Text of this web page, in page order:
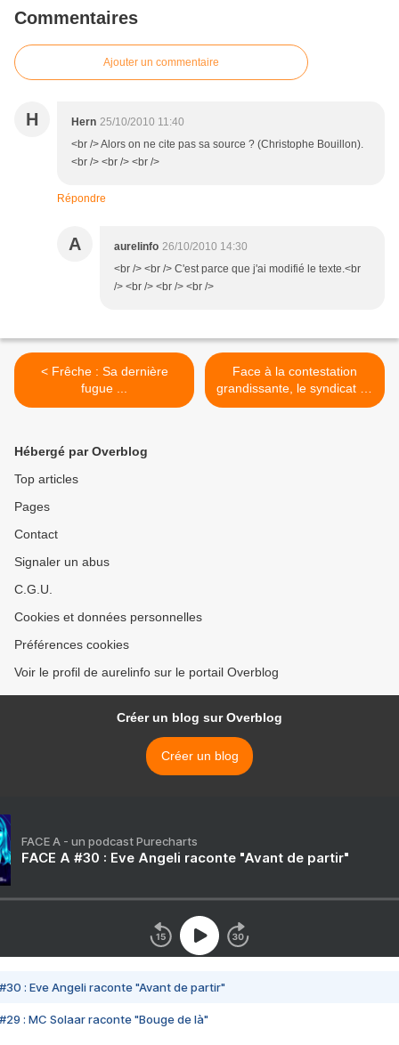
Commentaires
Ajouter un commentaire
H Hern 25/10/2010 11:40
<br /> Alors on ne cite pas sa source ? (Christophe Bouillon).
<br /> <br /> <br />
Répondre
A aurelinfo 26/10/2010 14:30
<br /> <br /> C'est parce que j'ai modifié le texte.<br
/> <br /> <br /> <br />
< Frêche : Sa dernière
fugue ...
Face à la contestation
grandissante, le syndicat de
droite, UNI, a tenté de
Hébergé par Overblog
Top articles
Pages
Contact
Signaler un abus
C.G.U.
Cookies et données personnelles
Préférences cookies
Voir le profil de aurelinfo sur le portail Overblog
Créer un blog sur Overblog
Créer un blog
FACE A - un podcast Purecharts
FACE A #30 : Eve Angeli raconte "Avant de partir"
#30 : Eve Angeli raconte "Avant de partir"
#29 : MC Solaar raconte "Bouge de là"